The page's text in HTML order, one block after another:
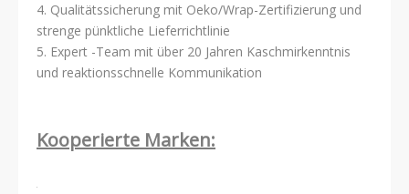
4. Qualitätssicherung mit Oeko/Wrap-Zertifizierung und
strenge pünktliche Lieferrichtlinie
5. Expert -Team mit über 20 Jahren Kaschmirkenntnis
und reaktionsschnelle Kommunikation
Kooperierte Marken: